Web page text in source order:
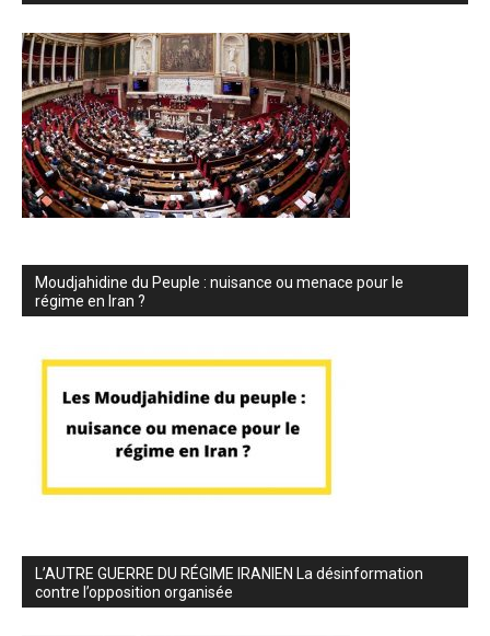
Moudjahidine du Peuple : nuisance ou menace pour le
régime en Iran ?
L’AUTRE GUERRE DU RÉGIME IRANIEN La désinformation
contre l’opposition organisée